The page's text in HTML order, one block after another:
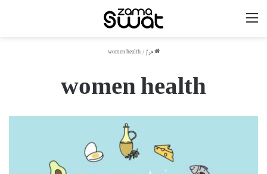
ھوم /
women health
women health